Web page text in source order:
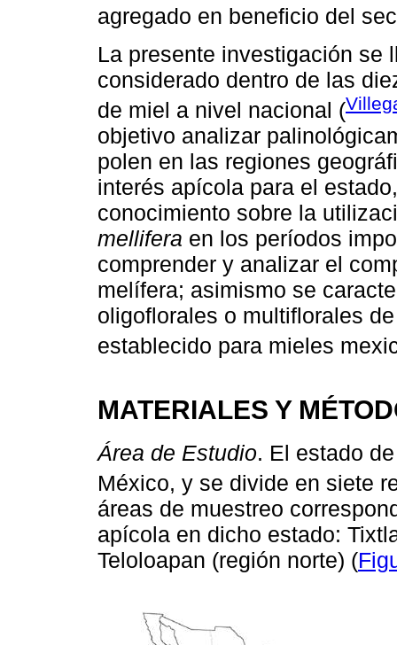
agregado en beneficio del
La presente investigación se
considerado dentro de las
de miel a nivel nacional (
objetivo analizar
polen en las regiones
interés apícola para el
conocimiento sobre la
mellifera en los períodos
comprender y analizar el
melífera; asimismo se
oligoflorales o multiflorales
establecido para mieles
MATERIALES Y
Área de Estudio. El estado
México, y se divide en siete
áreas de muestreo
apícola en dicho estado:
Teloloapan (región norte) (